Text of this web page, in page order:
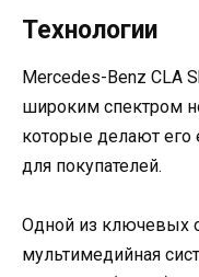
Технологии
Mercedes-Benz CLA
широким спектром
которые делают
для покупателей.
Одной из ключевых
мультимедийная